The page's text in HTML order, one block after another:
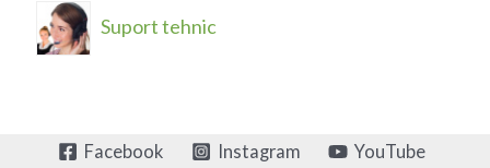
Suport tehnic
Facebook Instagram
YouTube